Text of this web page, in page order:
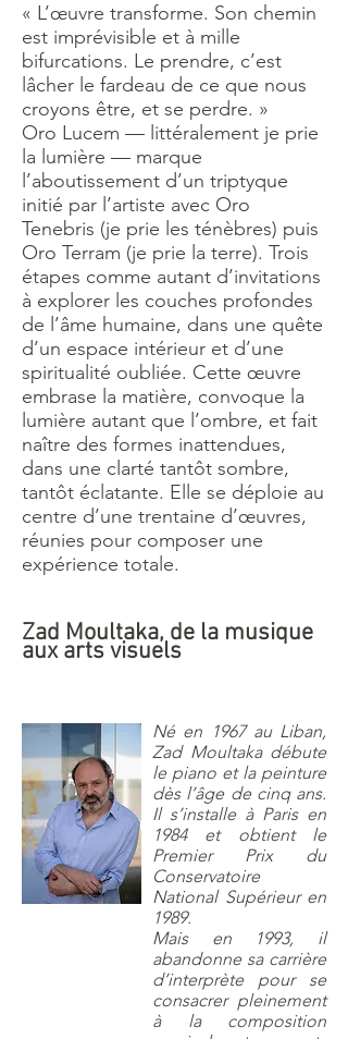
« L’œuvre transforme. Son chemin
est imprévisible et à mille
bifurcations. Le prendre, c’est
lâcher le fardeau de ce que nous
croyons être, et se perdre. »
Oro Lucem — littéralement je prie
la lumière — marque
l’aboutissement d’un triptyque
initié par l’artiste avec Oro
Tenebris (je prie les ténèbres) puis
Oro Terram (je prie la terre). Trois
étapes comme autant d’invitations
à explorer les couches profondes
de l’âme humaine, dans une quête
d’un espace intérieur et d’une
spiritualité oubliée. Cette œuvre
embrase la matière, convoque la
lumière autant que l’ombre, et fait
naître des formes inattendues,
dans une clarté tantôt sombre,
tantôt éclatante. Elle se déploie au
centre d’une trentaine d’œuvres,
réunies pour composer une
expérience totale.
Zad Moultaka, de la musique
aux arts visuels
Né en 1967 au Liban,
Zad Moultaka débute
le piano et la peinture
dès l’âge de cinq ans.
Il s’installe à Paris en
1984 et obtient le
Premier Prix du
Conservatoire
National Supérieur en
1989.
Mais en 1993, il
abandonne sa carrière
d’interprète pour se
consacrer pleinement
à la composition